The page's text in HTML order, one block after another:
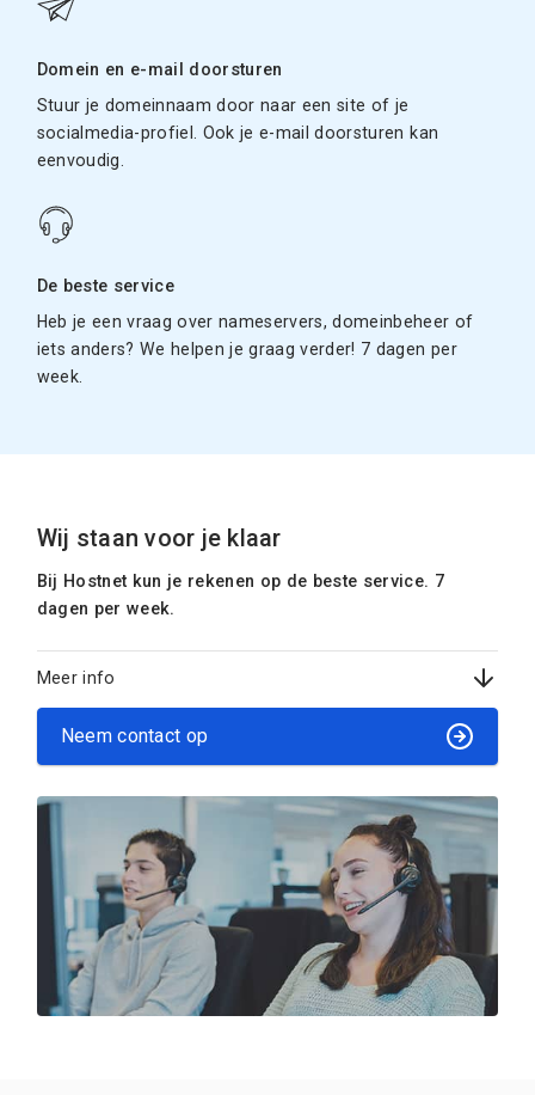
Domein en e-mail doorsturen
Stuur je domeinnaam door naar een site of je
socialmedia-profiel. Ook je e-mail doorsturen kan
eenvoudig.
De beste service
Heb je een vraag over nameservers, domeinbeheer of
iets anders? We helpen je graag verder! 7 dagen per
week.
Wij staan voor je klaar
Bij Hostnet kun je rekenen op de beste service. 7
dagen per week.
Meer info
Neem contact op